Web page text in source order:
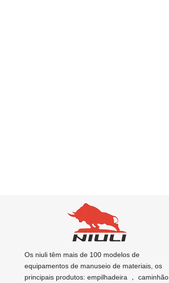
Os niuli têm mais de 100 modelos de
equipamentos de manuseio de materiais, os
principais produtos: empilhadeira ， caminhão